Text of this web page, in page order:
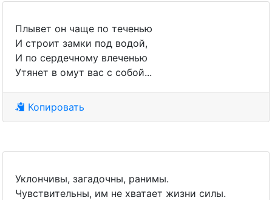
Плывет он чаще по теченью
И строит замки под водой,
И по сердечному влеченью
Утянет в омут вас с собой...
Копировать
Уклончивы, загадочны, ранимы.
Чувствительны, им не хватает жизни силы.